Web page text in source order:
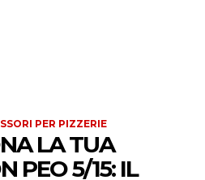
PER PIZZERIE
LA TUA
PEO 5/15: IL